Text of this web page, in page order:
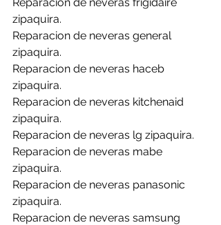
zipaquira.
Reparacion de neveras general
zipaquira.
Reparacion de neveras haceb
zipaquira.
Reparacion de neveras kitchenaid
zipaquira.
Reparacion de neveras lg zipaquira.
Reparacion de neveras mabe
zipaquira.
Reparacion de neveras panasonic
zipaquira.
Reparacion de neveras samsung